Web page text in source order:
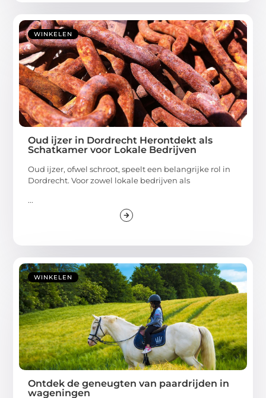
WINKELEN
Oud ijzer in Dordrecht Herontdekt als
Schatkamer voor Lokale Bedrijven
Oud ijzer, ofwel schroot, speelt een belangrijke rol in
Dordrecht. Voor zowel lokale bedrijven als
...
WINKELEN
Ontdek de geneugten van paardrijden in
wageningen